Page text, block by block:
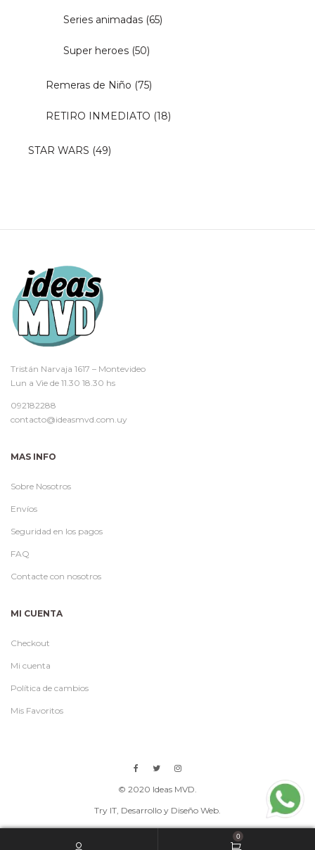
Series animadas (65)
Super heroes (50)
Remeras de Niño (75)
RETIRO INMEDIATO (18)
STAR WARS (49)
Tristán Narvaja 1617 – Montevideo
Lun a Vie de 11.30 18.30 hs
092182288
contacto@ideasmvd.com.uy
MAS INFO
Sobre Nosotros
Envíos
Seguridad en los pagos
FAQ
Contacte con nosotros
MI CUENTA
Checkout
Mi cuenta
Política de cambios
Mis Favoritos
© 2020 Ideas MVD.
Try IT, Desarrollo y Diseño Web.
0